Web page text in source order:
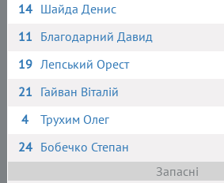
14 Шайда Денис
11 Благодарний Давид
19 Лепський Орест
21 Гайван Віталій
4
Трухим Олег
24 Бобечко Степан
Запасні